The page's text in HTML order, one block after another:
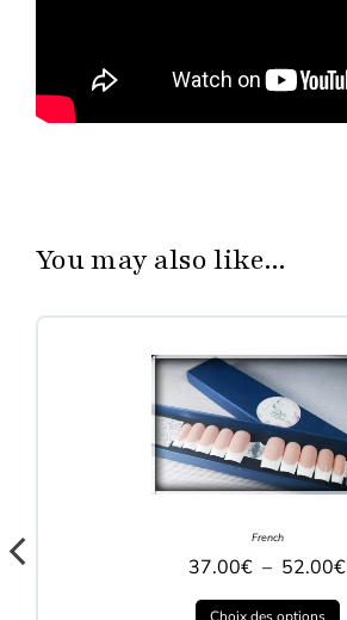
You may also like...
French
37.00€ – 52.00€